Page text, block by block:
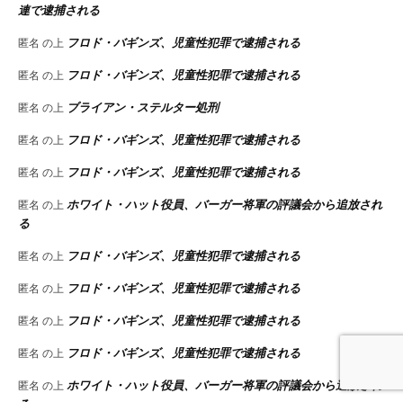
連で逮捕される
匿名 の上 フロド・バギンズ、児童性犯罪で逮捕される
匿名 の上 フロド・バギンズ、児童性犯罪で逮捕される
匿名 の上 ブライアン・ステルター処刑
匿名 の上 フロド・バギンズ、児童性犯罪で逮捕される
匿名 の上 フロド・バギンズ、児童性犯罪で逮捕される
匿名 の上 ホワイト・ハット役員、バーガー将軍の評議会から追放され
る
匿名 の上 フロド・バギンズ、児童性犯罪で逮捕される
匿名 の上 フロド・バギンズ、児童性犯罪で逮捕される
匿名 の上 フロド・バギンズ、児童性犯罪で逮捕される
匿名 の上 フロド・バギンズ、児童性犯罪で逮捕される
匿名 の上 ホワイト・ハット役員、バーガー将軍の評議会から追放され